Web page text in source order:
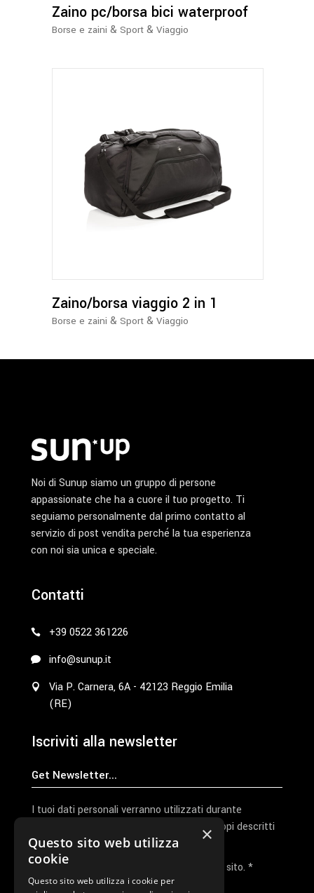
possono
essere
Zaino pc/borsa bici waterproof
Borse e zaini & Sport & Viaggio
Zaino/borsa viaggio 2 in 1
Borse e zaini & Sport & Viaggio
Noi di Sunup siamo un gruppo di persone
appassionate che ha a cuore il tuo progetto. Ti
seguiamo personalmente dal primo contatto al
servizio di post vendita perché la tua esperienza
con noi sia unica e speciale.
Contatti
+39 0522 361226
info@sunup.it
Via P. Carnera, 6A - 42123 Reggio Emilia
(RE)
Iscriviti alla newsletter
I tuoi dati personali verranno utilizzati durante
l'elaborazione della richiesta e per altri scopi descritti
nella nostraprivacy policy
Ho letto e accetto la privacy policy del sito. *
×
Questo sito web utilizza
cookie
Questo sito web utilizza i cookie per